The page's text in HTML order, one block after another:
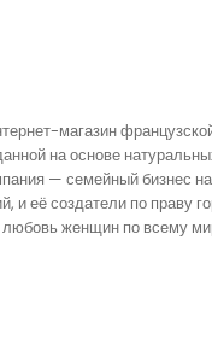
магазин
на основе
— семейный бизнес
и её создатели по праву
любовь женщин по всему